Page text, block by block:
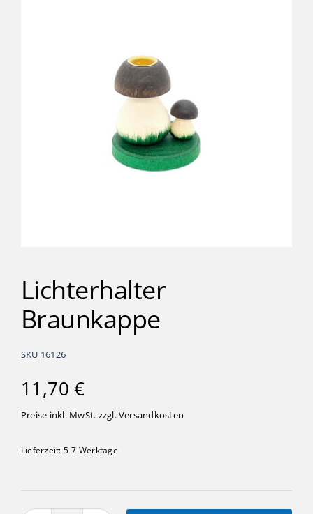
Förderung & Betreuung
Inklusionsbetrieb
Lichterhalter
Braunkappe
SKU 16126
11,70€
Preise inkl. MwSt. zzgl.Versandkosten
Lieferzeit: 5-7 Werktage